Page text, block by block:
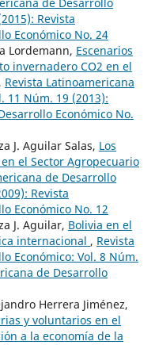
Revista
Económico No. 24
Lordemann, Escenarios
invernadero CO2 en el
, Revista Latinoamericana
11 Núm. 19 (2013):
Económico No.
J. Aguilar Salas, Los
el Sector Agropecuario
de Desarrollo
Revista
Económico No. 12
J. Aguilar, Bolivia en el
internacional , Revista
Económico: Vol. 8 Núm.
de Desarrollo
Herrera Jiménez,
y voluntarios en el
a la economía de la